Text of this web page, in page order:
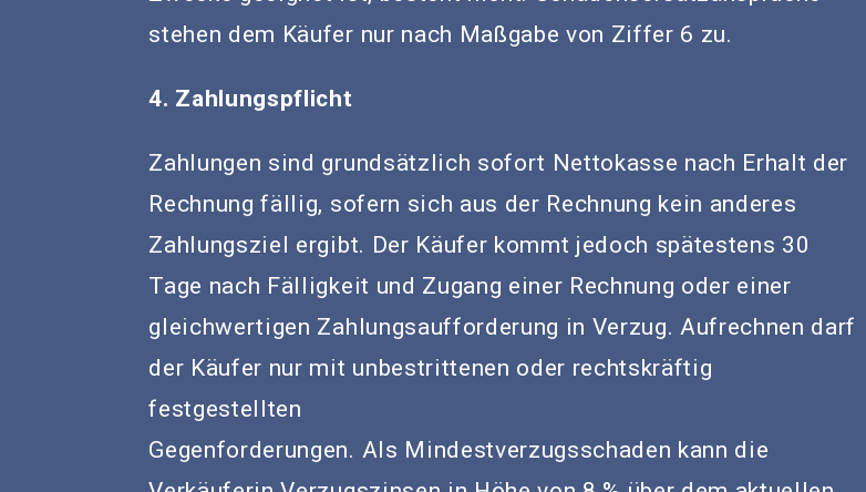
stehen dem Käufer nur nach Maßgabe von Ziffer 6 zu.
4. Zahlungspflicht
Zahlungen sind grundsätzlich sofort Nettokasse nach Erhalt der
Rechnung fällig, sofern sich aus der Rechnung kein anderes
Zahlungsziel ergibt. Der Käufer kommt jedoch spätestens 30
Tage nach Fälligkeit und Zugang einer Rechnung oder einer
gleichwertigen Zahlungsaufforderung in Verzug. Aufrechnen darf
der Käufer nur mit unbestrittenen oder rechtskräftig
festgestellten
Gegenforderungen. Als Mindestverzugsschaden kann die